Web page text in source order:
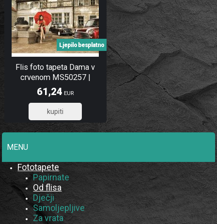
Flis foto tapeta Dama v
crvenom MS50257 |
375x250 cm
Ljepilo besplatno
61,24 EUR
48,99
MENU
Fototapete
Papirnate
Od flisa
Dječji
Samoljepljive
Za vrata